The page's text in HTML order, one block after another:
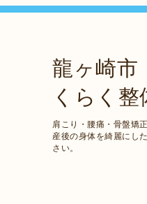
龍ヶ崎市
くらく
肩こり・腰痛・骨盤矯
産後の身体を綺麗にし
さい。